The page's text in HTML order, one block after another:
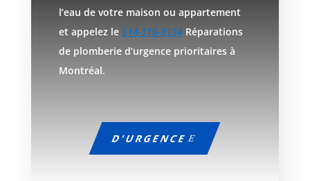
l’eau de votre maison ou appartement
et appelez le 514-316-9154Réparations
de plomberie d’urgence prioritaires à
Montréal.
D'URGENCE